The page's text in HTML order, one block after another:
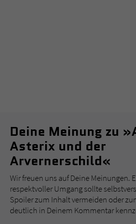
Deine Meinung zu
Asterix und der
Arvernerschild«
Wir freuen uns auf Deine Meinungen.
respektvoller Umgang sollte
Spoiler zum Inhalt vermeiden oder
deutlich in Deinem Kommentar